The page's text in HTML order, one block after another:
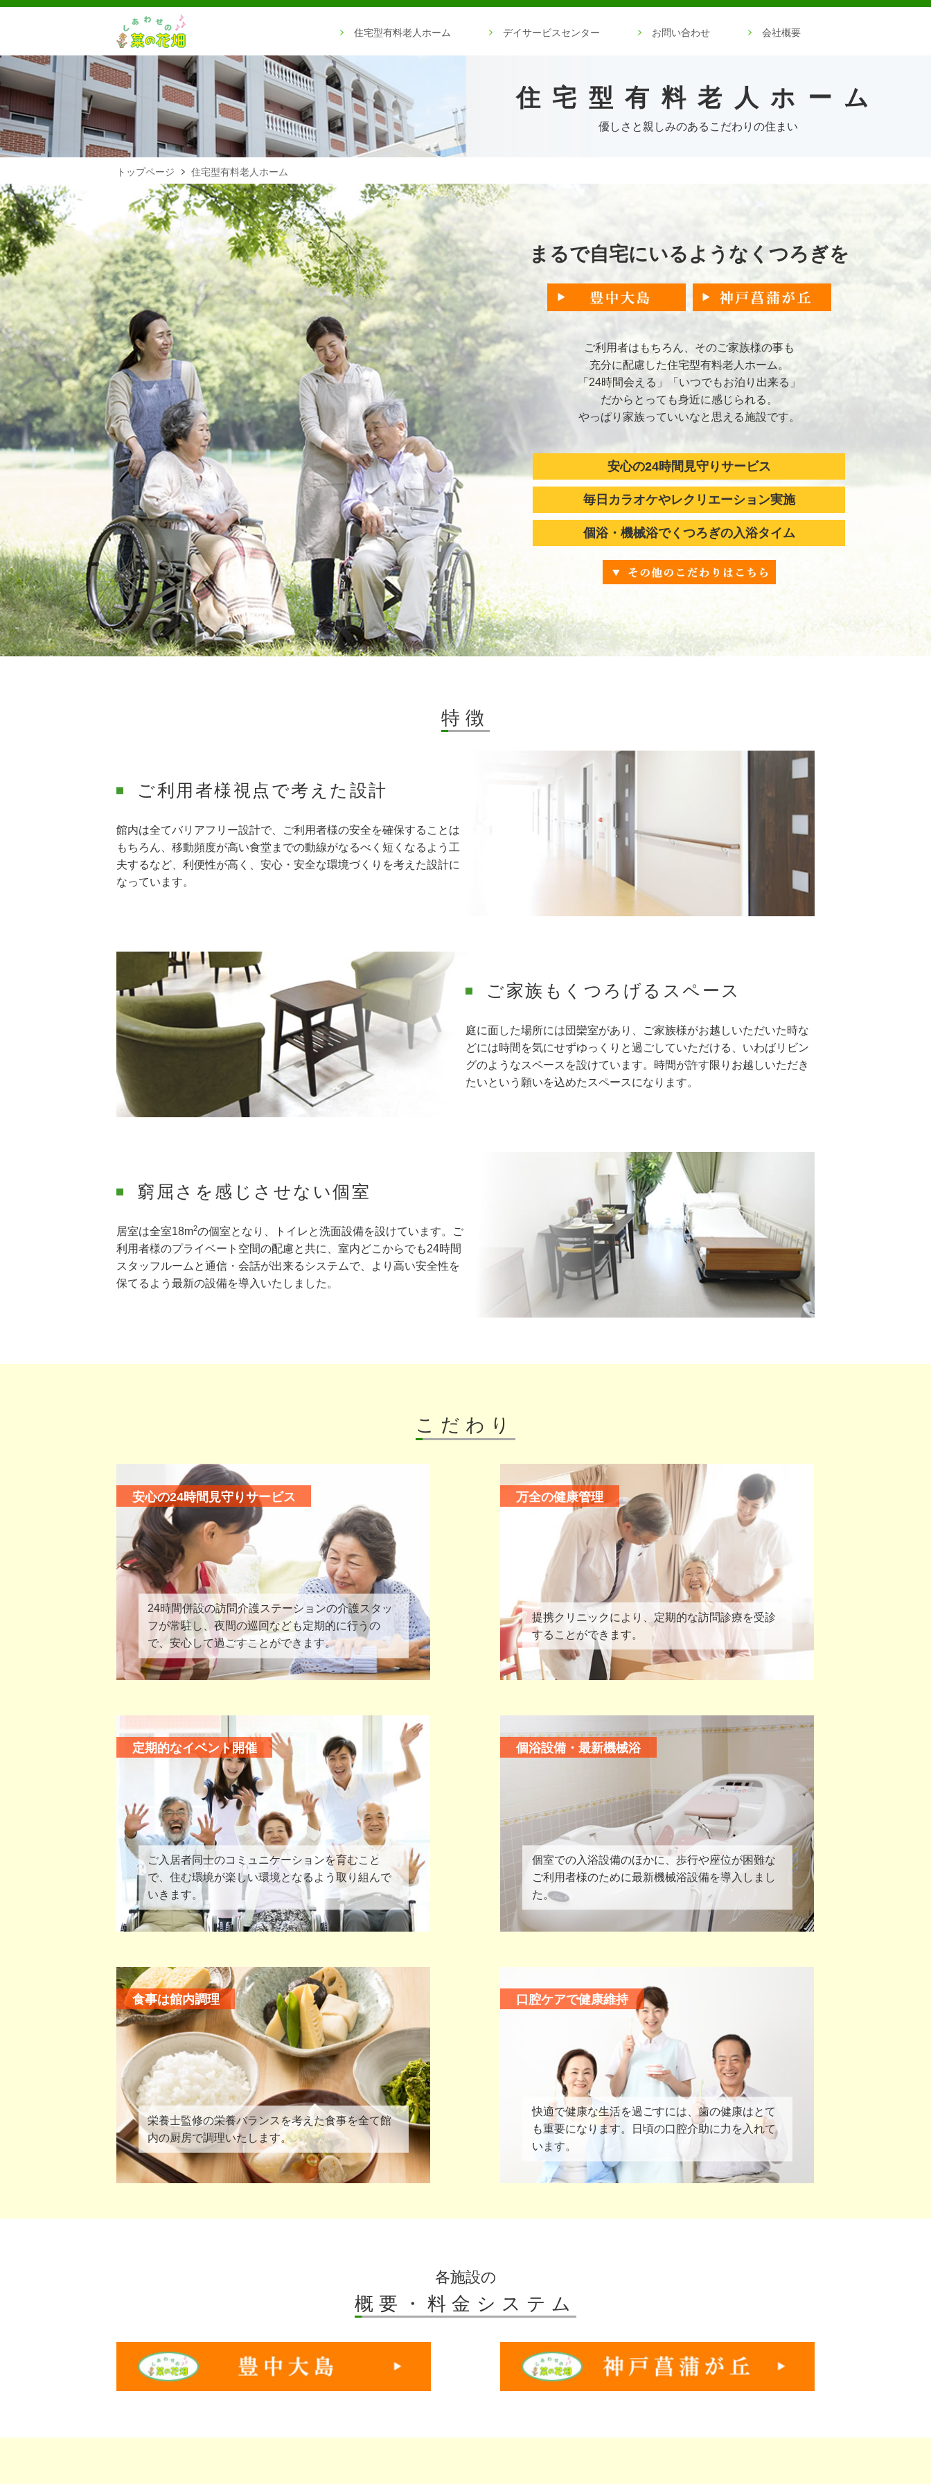
住宅型有料老人ホーム デイサービスセンター お問い合わせ 会社概要
住宅型有料老人ホーム
優しさと親しみのあるこだわりの住まい
トップページ 住宅型有料老人ホーム
まるで自宅にいるような くつろぎを
ご利用者はもちろん、そのご家族様の事も
充分に配慮した住宅型有料老人ホーム。
「24時間会える」「いつでもお泊り出来る」
だからとっても身近に感じられる。
やっぱり家族っていいなと思える施設です。
安心の24時間見守りサービス
毎日カラオケやレクリエーション実施
個浴・機械浴でくつろぎの入浴タイム
特徴
ご利用者様視点で考えた設計
館内は全てバリアフリー設計で、ご利用者様の安全を確保することは
もちろん、移動頻度が高い食堂までの動線がなるべく短くなるよう工
夫するなど、利便性が高く、安心・安全な環境づくりを考えた設計に
なっています。
ご家族もくつろげるスペース
庭に面した場所には団欒室があり、ご家族様がお越しいただいた時な
どには時間を気にせずゆっくりと過ごしていただける、いわばリビン
グのようなスペースを設けています。時間が許す限りお越しいただき
たいという願いを込めたスペースになります。
窮屈さを感じさせない個室
居室は全室18m2の個室となり、トイレと洗面設備を設けています。ご
利用者様のプライベート空間の配慮と共に、室内どこからでも24時間
スタッフルームと通信・会話が出来るシステムで、より高い安全性を
保てるよう最新の設備を導入いたしました。
こだわり
安心の24時間見守りサービス
24時間併設の訪問介護ステーションの介護スタッ
フが常駐し、夜間の巡回なども定期的に行うの
で、安心して過ごすことができます。
万全の健康管理
提携クリニックにより、定期的な訪問診療を受診
することができます。
定期的なイベント開催
ご入居者同士のコミュニケーションを育むこと
で、住む環境が楽しい環境となるよう取り組んで
いきます。
個浴設備・最新機械浴
個室での入浴設備のほかに、歩行や座位が困難な
ご利用者様のために最新機械浴設備を導入しまし
た。
食事は館内調理
栄養士監修の栄養バランスを考えた食事を全て館
内の厨房で調理いたします。
口腔ケアで健康維持
快適で健康な生活を過ごすには、歯の健康はとて
も重要になります。日頃の口腔介助に力を入れて
います。
各施設の
概要・料金システム